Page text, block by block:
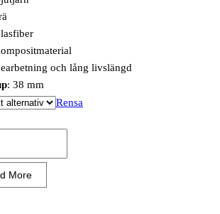
och lång livslängd
: 38 mm
Rensa
More